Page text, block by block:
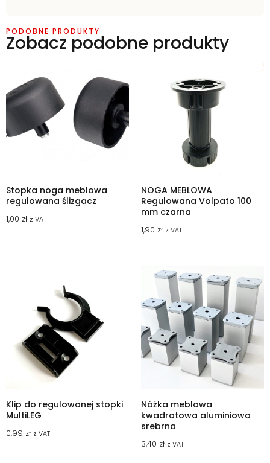
PODOBNE PRODUKTY
Zobacz podobne produkty
Stopka noga meblowa
regulowana ślizgacz
1,00 zł z VAT
NOGA MEBLOWA
Regulowana Volpato 100
mm czarna
1,90 zł z VAT
Klip do regulowanej stopki
MultiLEG
0,99 zł z VAT
Nóżka meblowa
kwadratowa aluminiowa
srebrna
3,40 zł z VAT